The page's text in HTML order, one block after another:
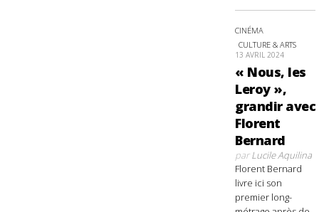
CINÉMA
CULTURE & ARTS
13 AVRIL 2024
« Nous, les
Leroy »,
grandir avec
Florent
Bernard
parLucile Aquilina
Florent Bernard
livre ici son
premier long-